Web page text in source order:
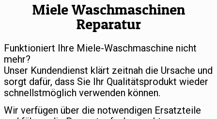
Miele Waschmaschinen
Reparatur
Funktioniert Ihre Miele-Waschmaschine nicht
mehr?
Unser Kundendienst klärt zeitnah die Ursache und
sorgt dafür, dass Sie Ihr Qualitätsprodukt wieder
schnellstmöglich verwenden können.
Wir verfügen über die notwendigen Ersatzteile